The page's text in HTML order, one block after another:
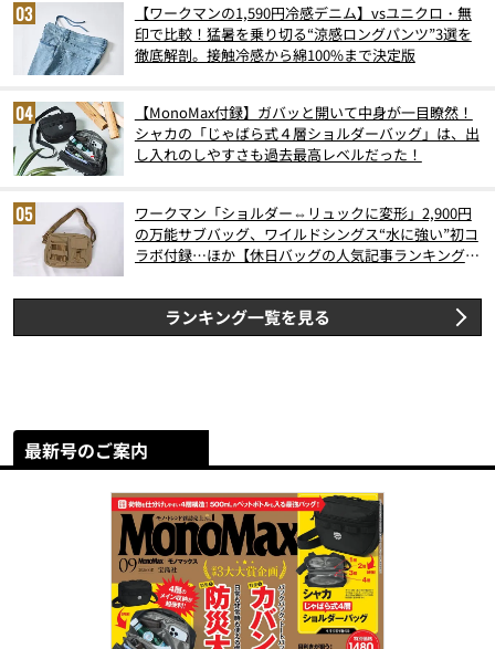
【ワークマンの1,590円冷感デニム】vsユニクロ・無
印で比較！猛暑を乗り切る“涼感ロングパンツ”3選を
徹底解剖。接触冷感から綿100%まで決定版
【MonoMax付録】ガバッと開いて中身が一目瞭然！
シャカの「じゃばら式４層ショルダーバッグ」は、出
し入れのしやすさも過去最高レベルだった！
ワークマン「ショルダー⇔リュックに変形」2,900円
の万能サブバッグ、ワイルドシングス“水に強い”初コ
ラボ付録…ほか【休日バッグの人気記事ランキングベ
ランキング一覧を見る
最新号のご案内